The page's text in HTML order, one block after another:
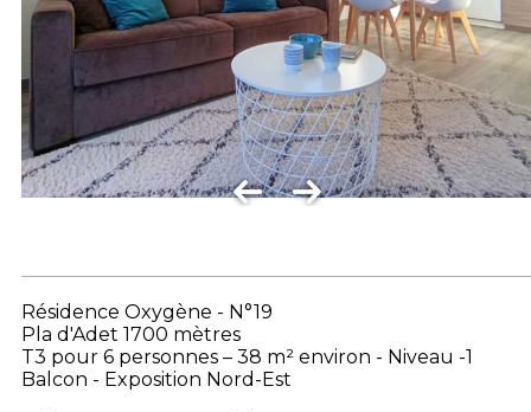
Résidence Oxygène - N°19
Pla d'Adet 1700 mètres
T3 pour 6 personnes – 38 m² environ - Niveau -1
Balcon - Exposition Nord-Est